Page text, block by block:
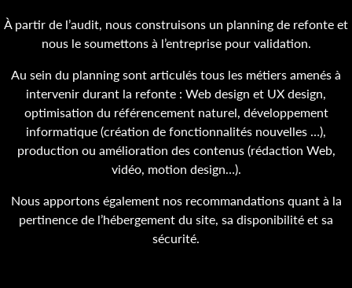
À partir de l’audit, nous construisons un planning de refonte et
nous le soumettons à l’entreprise pour validation.
Au sein du planning sont articulés tous les métiers amenés à
intervenir durant la refonte : Web design et UX design,
optimisation du référencement naturel, développement
informatique (création de fonctionnalités nouvelles …),
production ou amélioration des contenus (rédaction Web,
vidéo, motion design…).
Nous apportons également nos recommandations quant à la
pertinence de l’hébergement du site, sa disponibilité et sa
sécurité.